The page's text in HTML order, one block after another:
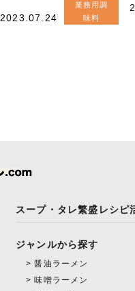
2023.07.24
業務用調
味料
スープ・タレ繁盛レシピ
ジャンルから探す
醤油ラーメン
味噌ラーメン